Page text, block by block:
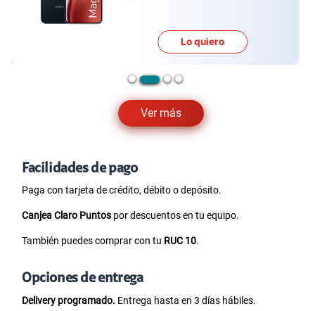
Ver más
Lo quiero
Facilidades de pago
Paga con tarjeta de crédito, débito o depósito.
Canjea Claro Puntos por descuentos en tu equipo.
También puedes comprar con tu RUC 10.
Opciones de entrega
Delivery programado. Entrega hasta en 3 días hábiles.